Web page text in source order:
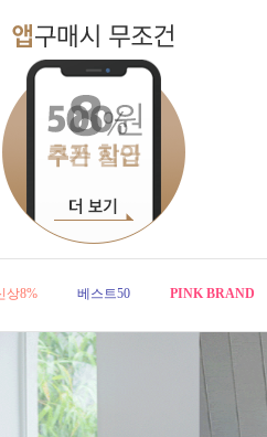
상8% 베스트50 PINK BRAND